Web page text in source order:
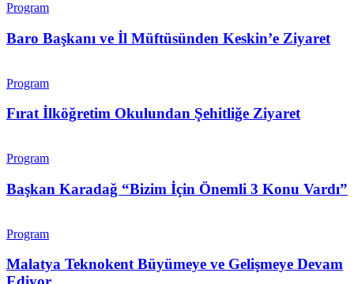
Program
Baro Başkanı ve İl Müftüsünden Keskin’e Ziyaret
Program
Fırat İlköğretim Okulundan Şehitliğe Ziyaret
Program
Başkan Karadağ “Bizim İçin Önemli 3 Konu Vardı”
Program
Malatya Teknokent Büyümeye ve Gelişmeye Devam